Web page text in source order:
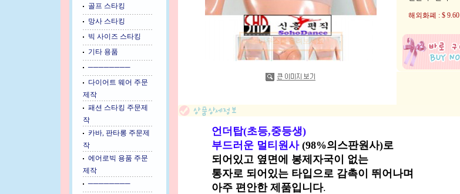
골프 스타킹
망사 스타킹
빅 사이즈 스타킹
기타 용품
────────
다이어트 웨어 주문
제작
패션 스타킹 주문제
작
카바, 판타롱 주문제
작
에어로빅 용품 주문
제작
────────
마우스를 올려보세요
해외화폐 : $ 9.60
언더탑(초등,중등생)
부드러운 멀티원사(98%의스판원사)로
되어있고 옆면에 봉제자국이 없는
통자로 되어있는 타입으로 감촉이 뛰어나며
아주 편안한 제품입니다.